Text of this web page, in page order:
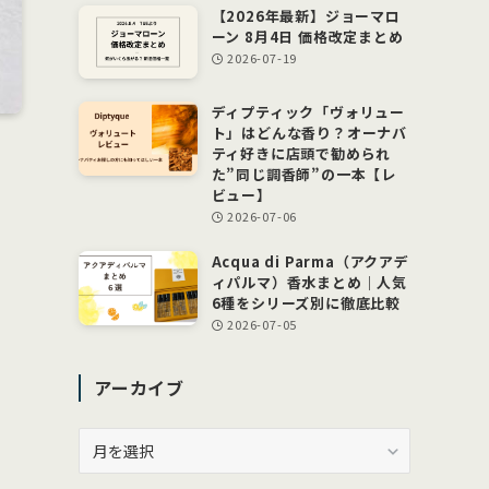
【2026年最新】ジョーマロ
ーン 8月4日 価格改定まとめ
2026-07-19
ディプティック「ヴォリュー
ト」はどんな香り？オーナバ
ティ好きに店頭で勧められ
た”同じ調香師”の一本【レ
ビュー】
2026-07-06
Acqua di Parma（アクアデ
ィパルマ）香水まとめ｜人気
6種をシリーズ別に徹底比較
2026-07-05
アーカイブ
ー